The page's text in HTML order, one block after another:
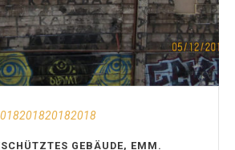
GEBÄUDE, EMM.